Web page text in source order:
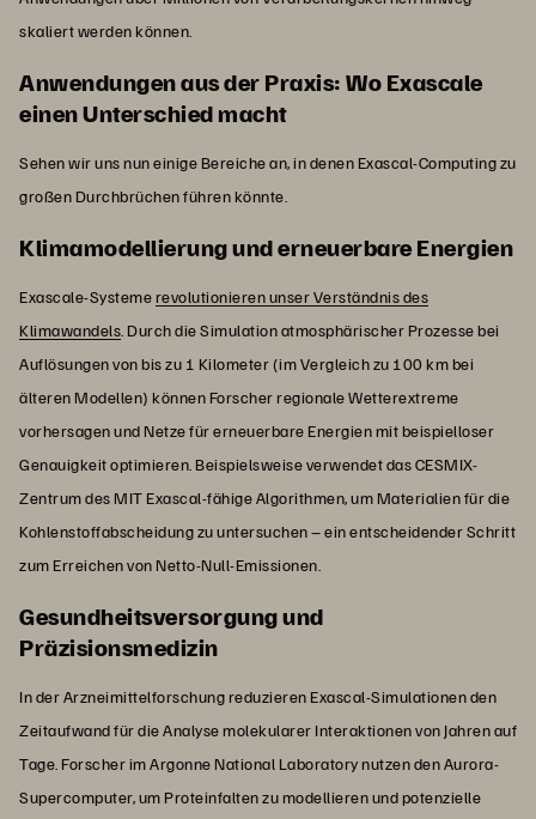
skaliert werden können.
Anwendungen aus der Praxis: Wo Exascale
einen Unterschied macht
Sehen wir uns nun einige Bereiche an, in denen Exascal-Computing zu
großen Durchbrüchen führen könnte.
Klimamodellierung und erneuerbare Energien
Exascale-Systemerevolutionieren unser Verständnis des
Klimawandels. Durch die Simulation atmosphärischer Prozesse bei
Auflösungen von bis zu 1 Kilometer (im Vergleich zu 100 km bei
älteren Modellen) können Forscher regionale Wetterextreme
vorhersagen und Netze für erneuerbare Energien mit beispielloser
Genauigkeit optimieren. Beispielsweise verwendet das CESMIX-
Zentrum des MIT Exascal-fähige Algorithmen, um Materialien für die
Kohlenstoffabscheidung zu untersuchen – ein entscheidender Schritt
zum Erreichen von Netto-Null-Emissionen.
Gesundheitsversorgung und
Präzisionsmedizin
In der Arzneimittelforschung reduzieren Exascal-Simulationen den
Zeitaufwand für die Analyse molekularer Interaktionen von Jahren auf
Tage. Forscher im Argonne National Laboratory nutzen den Aurora-
Supercomputer, um Proteinfalten zu modellieren und potenzielle